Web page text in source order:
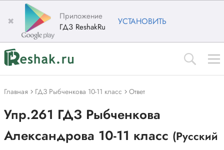
✖
Приложение
ГДЗ ReshakRu
УСТАНОВИТЬ
Главная ГДЗ Рыбченкова 10-11 класс Ответ
Упр.261 ГДЗ Рыбченкова
Александрова 10-11 класс (Русский